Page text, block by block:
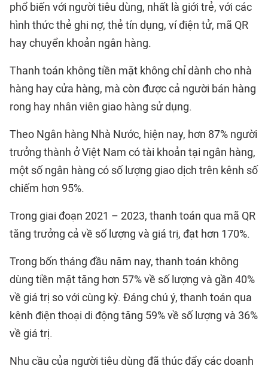
phổ biến với người tiêu dùng, nhất là giới trẻ, với các
hình thức thẻ ghi nợ, thẻ tín dụng, ví điện tử, mã QR
hay chuyển khoản ngân hàng.
Thanh toán không tiền mặt không chỉ dành cho nhà
hàng hay cửa hàng, mà còn được cả người bán hàng
rong hay nhân viên giao hàng sử dụng.
Theo Ngân hàng Nhà Nước, hiện nay, hơn 87% người
trưởng thành ở Việt Nam có tài khoản tại ngân hàng,
một số ngân hàng có số lượng giao dịch trên kênh số
chiếm hơn 95%.
Trong giai đoạn 2021 – 2023, thanh toán qua mã QR
tăng trưởng cả về số lượng và giá trị, đạt hơn 170%.
Trong bốn tháng đầu năm nay, thanh toán không
dùng tiền mặt tăng hơn 57% về số lượng và gần 40%
về giá trị so với cùng kỳ. Đáng chú ý, thanh toán qua
kênh điện thoại di động tăng 59% về số lượng và 36%
về giá trị.
Nhu cầu của người tiêu dùng đã thúc đẩy các doanh